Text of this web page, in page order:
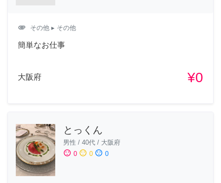
attachment その他 ▸ その他
簡単なお仕事
大阪府 ¥0
とっくん
男性 / 40代 / 大阪府
sentiment_satisfied 0 sentiment_neutral 0 sentiment_dissatisfied 0